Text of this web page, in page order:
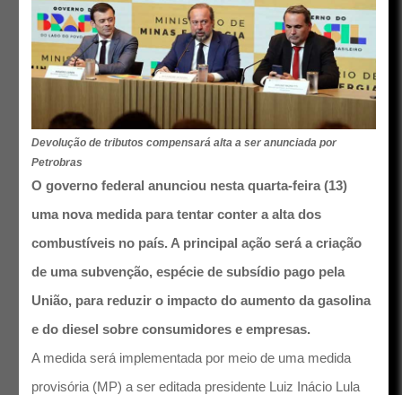
Devolução de tributos compensará alta a ser anunciada por
Petrobras
O governo federal anunciou nesta quarta-feira (13)
uma nova medida para tentar conter a alta dos
combustíveis no país. A principal ação será a criação
de uma subvenção, espécie de subsídio pago pela
União, para reduzir o impacto do aumento da gasolina
e do diesel sobre consumidores e empresas.
A medida será implementada por meio de uma medida
provisória (MP) a ser editada presidente Luiz Inácio Lula